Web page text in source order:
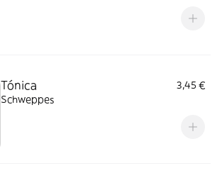
Tónica
3,45 €
Schweppes